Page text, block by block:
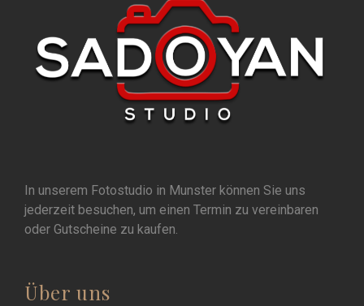
In unserem Fotostudio in Munster können Sie uns
jederzeit besuchen, um einen Termin zu vereinbaren
oder Gutscheine zu kaufen.
Über uns